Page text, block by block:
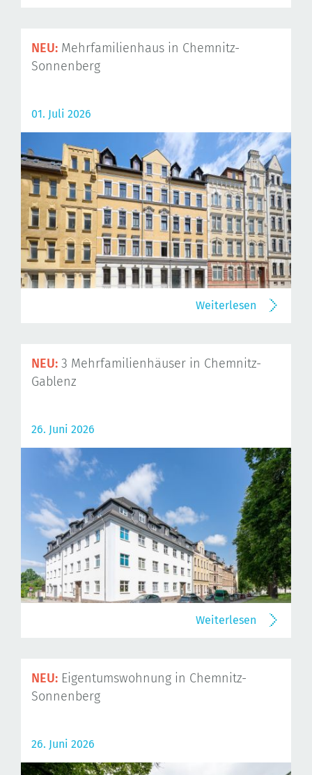
NEU: Mehrfamilienhaus in Chemnitz-
Sonnenberg
01. Juli 2026
Weiterlesen
NEU: 3 Mehrfamilienhäuser in Chemnitz-
Gablenz
26. Juni 2026
Weiterlesen
NEU: Eigentumswohnung in Chemnitz-
Sonnenberg
26. Juni 2026